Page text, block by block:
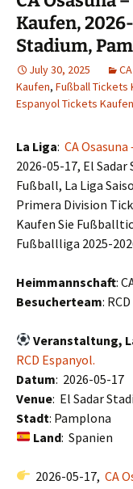
Kaufen,
Stadium,
July 30, 2025
Kaufen, Fußball Tickets
Espanyol Tickets Kaufen
La Liga: CA
2026-05-17, El
Fußball, La Liga
Primera Division
Kaufen Sie
Fußballliga 2025-
Heimmannschaft:
Besucherteam:
Veranstaltung,
RCD Espanyol.
Datum: 2026-05-17
Venue: El Sadar
Stadt: Pamplona
Land: Spanien
2026-05-17,CA